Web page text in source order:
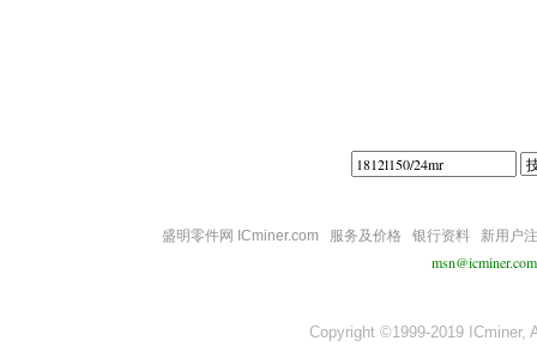
盛明零件网 ICminer.com 服务及价格 银行资料 新用户
msn@icminer.com
Copyright ©1999-2019 ICminer,